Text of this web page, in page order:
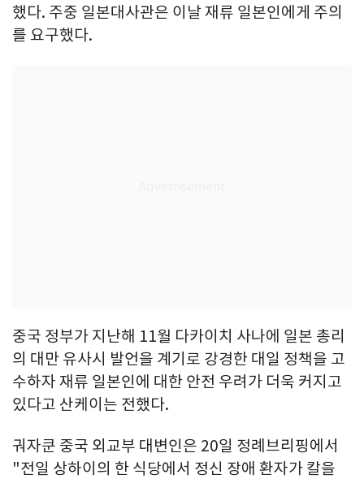
했다. 주중 일본대사관은 이날 재류 일본인에게 주의
를 요구했다.
중국 정부가 지난해 11월 다카이치 사나에 일본 총리
의 대만 유사시 발언을 계기로 강경한 대일 정책을 고
수하자 재류 일본인에 대한 안전 우려가 더욱 커지고
있다고 산케이는 전했다.
궈자쿤 중국 외교부 대변인은 20일 정례브리핑에서
"전일 상하이의 한 식당에서 정신 장애 환자가 칼을